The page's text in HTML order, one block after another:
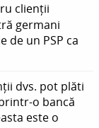
clienții
germani
de un PSP ca
dvs. pot plăti
o bancă
este o